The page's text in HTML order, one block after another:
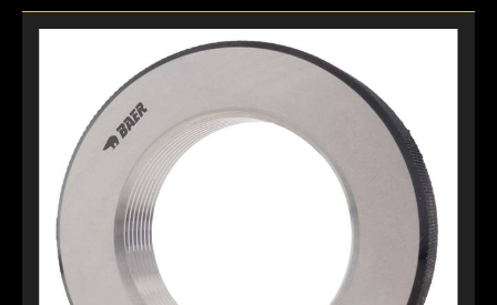
Salta la galleria di immagini